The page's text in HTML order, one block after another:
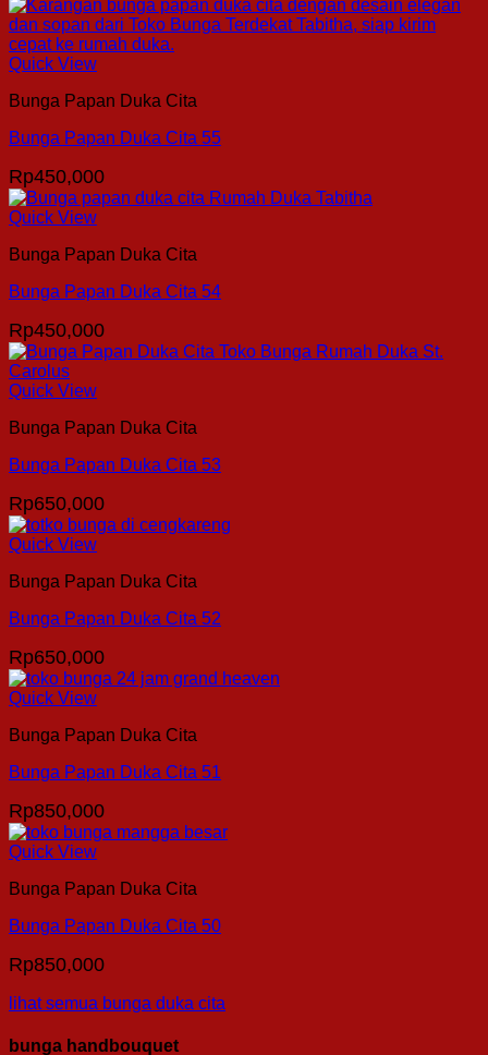
Quick View
Bunga Papan Duka Cita
Bunga Papan Duka Cita 55
Rp450,000
Quick View
Bunga Papan Duka Cita
Bunga Papan Duka Cita 54
Rp450,000
Quick View
Bunga Papan Duka Cita
Bunga Papan Duka Cita 53
Rp650,000
Quick View
Bunga Papan Duka Cita
Bunga Papan Duka Cita 52
Rp650,000
Quick View
Bunga Papan Duka Cita
Bunga Papan Duka Cita 51
Rp850,000
Quick View
Bunga Papan Duka Cita
Bunga Papan Duka Cita 50
Rp850,000
lihat semua bunga duka cita
bunga handbouquet